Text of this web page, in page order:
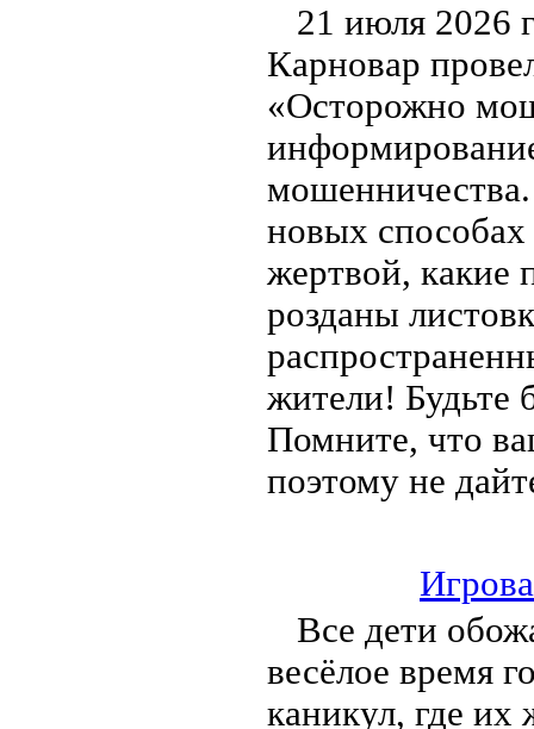
21 июля 2026
Карновар
«Осторожно
мошенничества.
новых
жертвой, какие
розданы
жители! Будьте
Помните, что
поэтому не
Все дети
весёлое время
каникул, где их